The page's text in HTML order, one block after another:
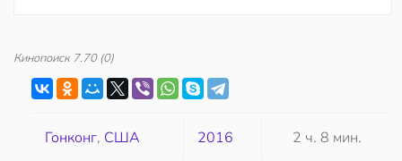
Кинопоиск 7.70(0)
Гонконг, США 2016 2 ч. 8 мин.